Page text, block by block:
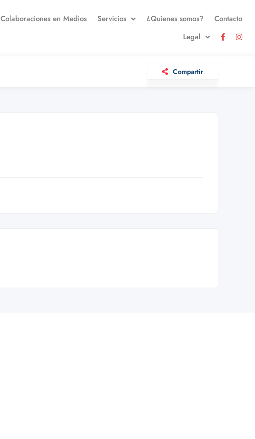
Colaboraciones en Medios Servicios ¿Quienes somos?
Contacto
Legal
Compartir